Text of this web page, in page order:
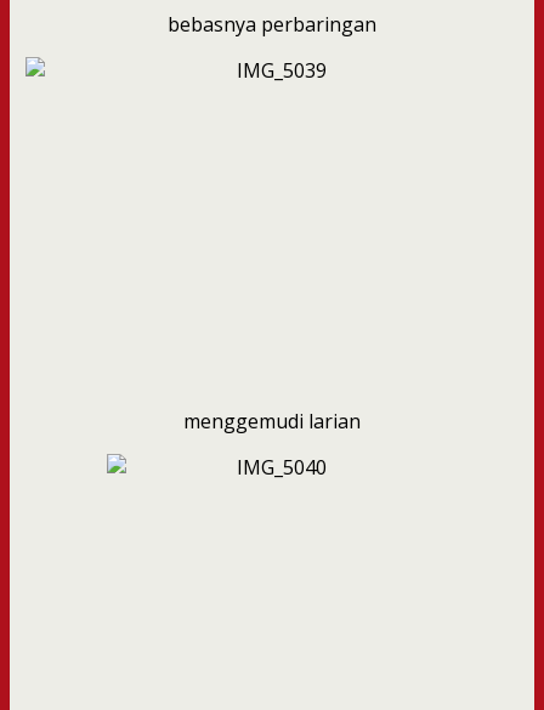
bebasnya perbaringan
menggemudi larian